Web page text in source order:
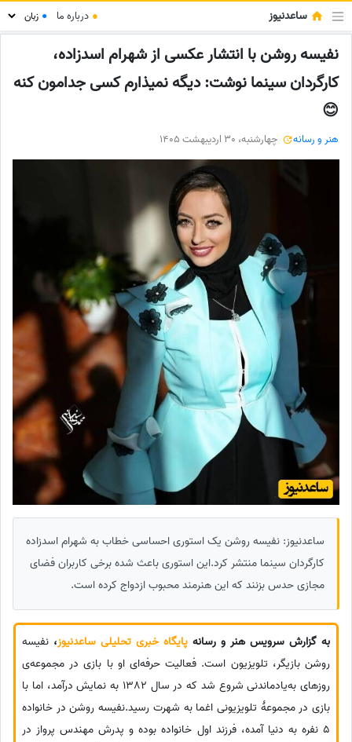
ساعدنیوز ● درباره ما ●
نفیسه روشن با انتشار عکسی از شهرام اسدزاده،
کارگردان سینما نوشت: دیگه نمیذارم کسی جدامون کنه
😊
هنر و رسانه چهارشنبه، 30 اردیبهشت 1405
ساعدنیوز: نفیسه روشن یک استوری احساسی خطاب به شهرام اسدزاده
کارگردان سینما منتشر کرد.این استوری باعث شده برخی کاربران فضای
مجازی حدس بزنند که این هنرمند محبوب ازدواج کرده است.
به گزارش سرویس هنر و رسانه پایگاه خبری تحلیلی ساعدنیوز، نفیسه
روشن بازیگر، تلویزیون است. فعالیت حرفه‌ای او با بازی در مجموعه‌ی
روزهای به‌یادماندنی شروع شد که در سال 1382 به نمایش درآمد، اما با
بازی در مجموعهٔ تلویزیونی اغما به شهرت رسید.نفیسه روشن در خانواده
5 نفره به دنیا آمده، فرزند اول خانواده بوده و پدرش مهندس پرواز در